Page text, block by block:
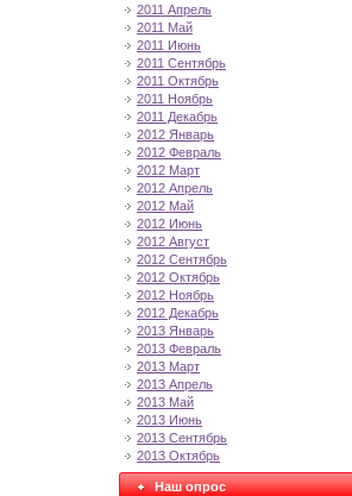
2011 Апрель
2011 Май
2011 Июнь
2011 Сентябрь
2011 Октябрь
2011 Ноябрь
2011 Декабрь
2012 Январь
2012 Февраль
2012 Март
2012 Апрель
2012 Май
2012 Июнь
2012 Август
2012 Сентябрь
2012 Октябрь
2012 Ноябрь
2012 Декабрь
2013 Январь
2013 Февраль
2013 Март
2013 Апрель
2013 Май
2013 Июнь
2013 Сентябрь
2013 Октябрь
Наш опрос